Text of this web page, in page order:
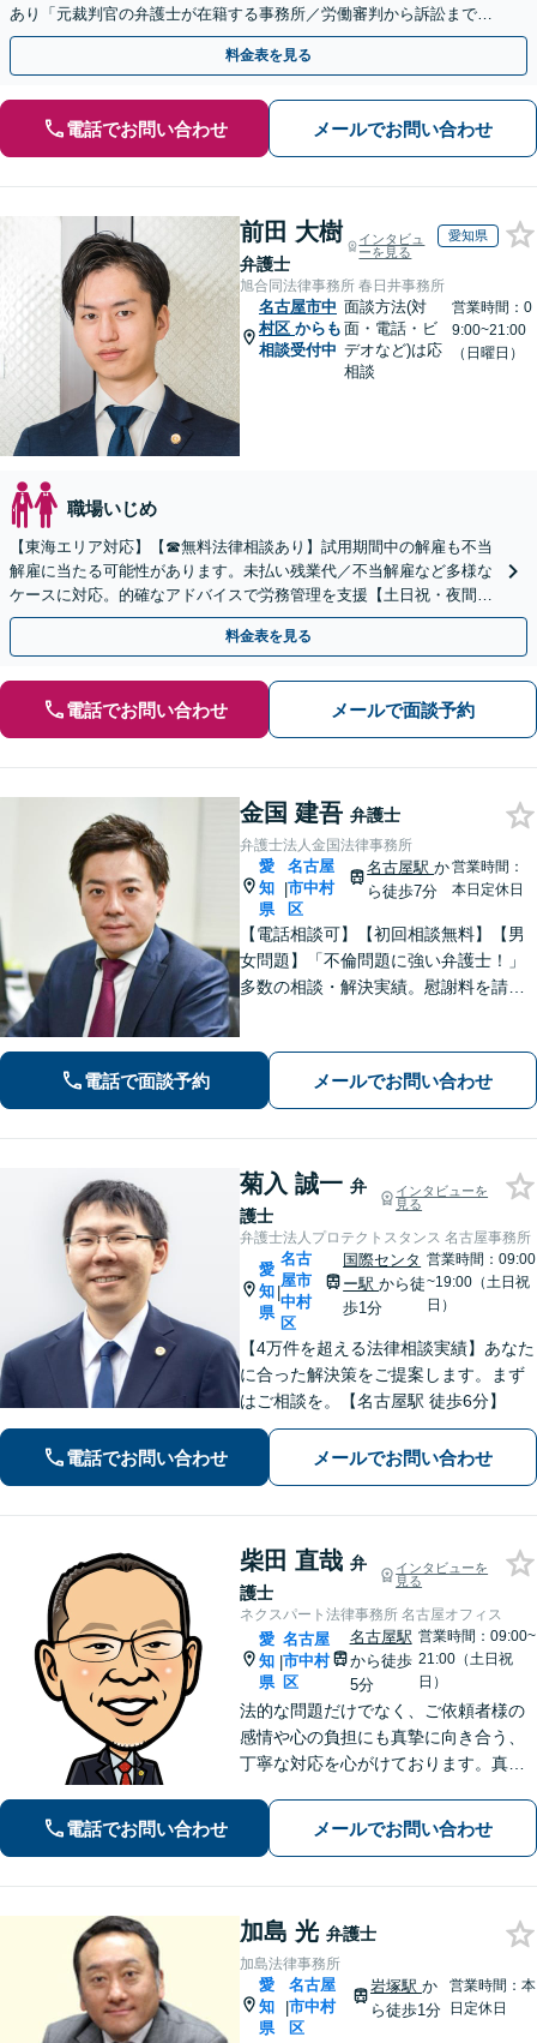
あり「元裁判官の弁護士が在籍する事務所／労働審判から訴訟まで、
裁判官経験を活かした最適な戦略を立案」
料金表を見る
電話でお問い合わせ メールでお問い合わせ
前田 大樹
弁護士
インタビュ
ーを見る
愛知県
旭合同法律事務所 春日井事務所
名古屋市中
村区 からも
相談受付中
面談方法(対
面・電話・ビ
デオなど)は応
相談
営業時間：0
9:00~21:00
（日曜日）
職場いじめ
【東海エリア対応】【☎︎無料法律相談あり】試用期間中の解雇も不当
解雇に当たる可能性があります。未払い残業代／不当解雇など多様な
ケースに対応。的確なアドバイスで労務管理を支援【土日祝・夜間対
応】【オンライン面談可】【完全個室】
料金表を見る
電話でお問い合わせ メールで面談予約
金国 建吾 弁護士
弁護士法人金国法律事務所
愛
知
県
|
名古屋
市中村
区
名古屋駅か
ら徒歩7分
営業時間：
本日定休日
【電話相談可】【初回相談無料】【男
女問題】「不倫問題に強い弁護士！」
多数の相談・解決実績。慰謝料を請求
できるようサポートします【夜間・休
日面談可】【完全個室】【名古屋駅7
電話で面談予約 メールでお問い合わせ
菊入 誠一 弁
護士
インタビューを
見る
弁護士法人プロテクトスタンス 名古屋事務所
愛
知
県
|
名古
屋市
中村
区
国際センタ
ー駅から徒
歩1分
営業時間：09:00
~19:00（土日祝
日）
【4万件を超える法律相談実績】あなた
に合った解決策をご提案します。まず
はご相談を。【名古屋駅 徒歩6分】
電話でお問い合わせ メールでお問い合わせ
柴田 直哉 弁
護士
インタビューを
見る
ネクスパート法律事務所 名古屋オフィス
愛
知
県
|
名古屋
市中村
区
名古屋駅
から徒歩
5分
営業時間：09:00~
21:00（土日祝
日）
法的な問題だけでなく、ご依頼者様の
感情や心の負担にも真摯に向き合う、
丁寧な対応を心がけております。真の
きるよう誠心誠意サポートいたしま
す。お気軽にご相談ください。【初回
電話でお問い合わせ メールでお問い合わせ
加島 光 弁護士
加島法律事務所
愛
知
県
|
名古屋
市中村
区
岩塚駅 か
ら徒歩1分
営業時間：本
日定休日